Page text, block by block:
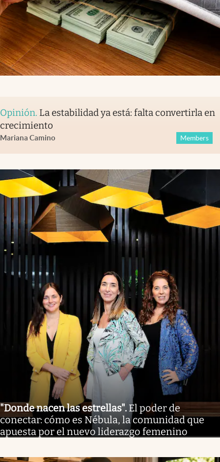
Opinión. La estabilidad ya está: falta convertirla en
crecimiento
Mariana Camino Members
"Donde nacen las estrellas". El poder de
conectar: cómo es Nébula, la comunidad que
apuesta por el nuevo liderazgo femenino